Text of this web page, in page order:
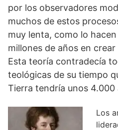
por los observadores
muchos de estos
muy lenta, como lo
millones de años en
Esta teoría contradecía
teológicas de su tiempo
Tierra tendría unos 4.000
Los